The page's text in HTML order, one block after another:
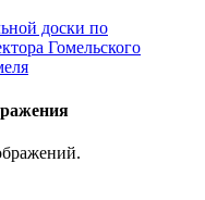
доски по
Гомельского